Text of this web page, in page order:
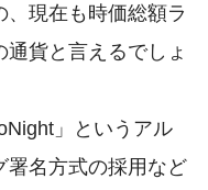
現在も時価総額ラ
貨と言えるでしょ
」というアル
署名方式の採用など